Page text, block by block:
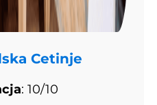
Cetinje
: 10/10